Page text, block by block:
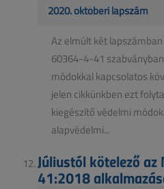
2020. októberi lapszám
Az elmúlt két
60364-4-41
módokkal kapcsolatos
jelen cikkünkben ezt
kiegészítő védelmi
alapvédelmi...
Júliustól kötelező
41:2018